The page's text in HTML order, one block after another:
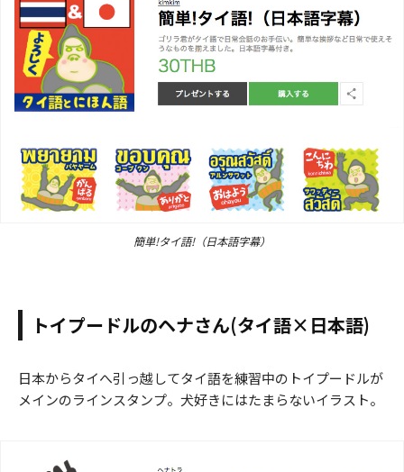
簡単!タイ語!（日本語字幕）
トイプードルのヘナさん(タイ語×日本語)
日本からタイへ引っ越してタイ語を練習中のトイプードルが
メインのラインスタンプ。犬好きにはたまらないイラスト。